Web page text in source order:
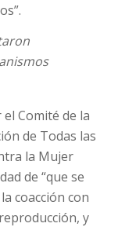
Comité de la
de Todas las
la Mujer
de “que se
coacción con
y